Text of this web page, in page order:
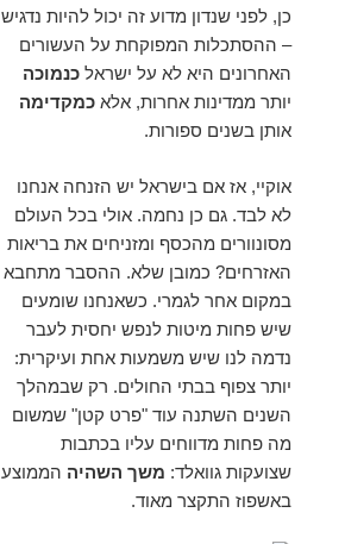
כן, לפני שנדון מדוע זה יכול להיות נדגיש
– ההסתכלות המפוקחת על העשורים
האחרונים היא לא על ישראל כנמוכה
יותר ממדינות אחרות, אלא כמקדימה
אותן בשנים ספורות.
אוקיי, אז אם בישראל יש הזנחה אנחנו
לא לבד. גם כן נחמה. אולי בכל העולם
מסונוורים מהכסף ומזניחים את בריאות
האזרחים? כמובן שלא. ההסבר מתחבא
במקום אחר לגמרי. כשאנחנו שומעים
שיש פחות מיטות לנפש יחסית לעבר
נדמה לנו שיש משמעות אחת ועיקרית:
יותר צפוף בבתי החולים. רק שבמהלך
השנים השתנה עוד "פרט קטן" שמשום
מה פחות מדווחים עליו בכתבות
שצועקות גוואלד: משך השהיה הממוצע
באשפוז התקצר מאוד.